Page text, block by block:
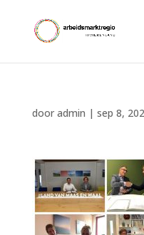
door admin | sep 8,